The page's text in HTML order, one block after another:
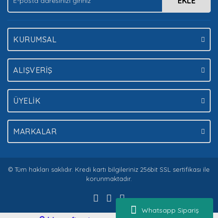
Whatsapp Sipariş
KURUMSAL
ALIŞVERİŞ
ÜYELİK
MARKALAR
© Tüm hakları saklıdır. Kredi kartı bilgileriniz 256bit SSL sertifikası ile
korunmaktadır.